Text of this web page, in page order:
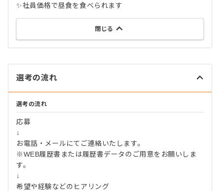
✨社員価格で昼食を食べられます
閉じる
選考の流れ
選考の流れ
応募
↓
お電話・メールにてご連絡いたします。
※WEB履歴書または履歴書データのご用意をお願いしま
す。
↓
希望や経験などのヒアリング